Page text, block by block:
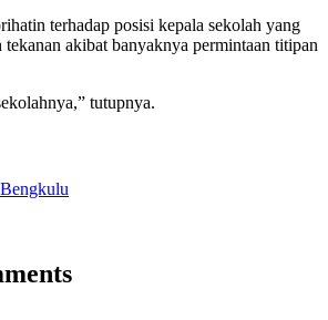
terhadap posisi kepala sekolah yang
tekanan akibat banyaknya permintaan titipan
tutupnya.